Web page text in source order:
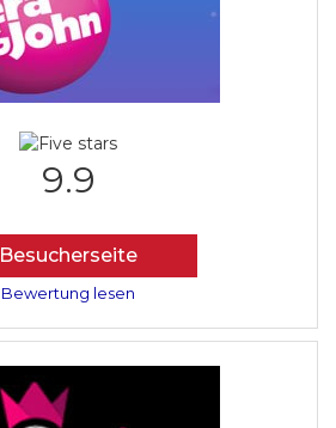
9.9
Besucherseite
Bewertung lesen